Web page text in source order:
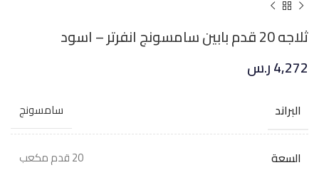
ثلاجه 20 قدم بابين سامسونج انفرتر – اسود
4,272ر.س
البراند سامسونج
السعة 20 قدم مكعب